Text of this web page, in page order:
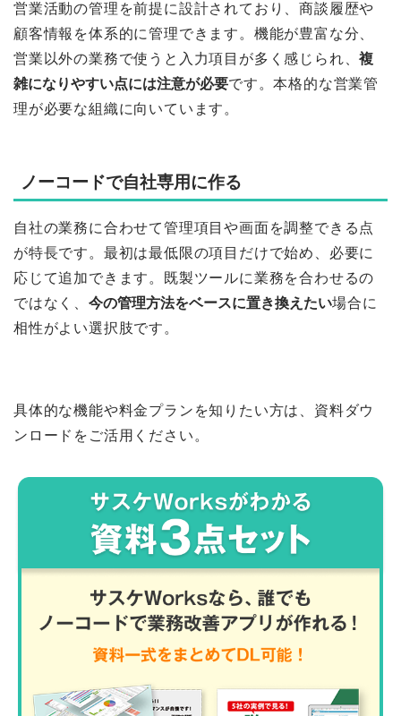
営業活動の管理を前提に設計されており、商談履歴や
顧客情報を体系的に管理できます。機能が豊富な分、
営業以外の業務で使うと入力項目が多く感じられ、複
雑になりやすい点には注意が必要です。本格的な営業管
理が必要な組織に向いています。
ノーコードで自社専用に作る
自社の業務に合わせて管理項目や画面を調整できる点
が特長です。最初は最低限の項目だけで始め、必要に
応じて追加できます。既製ツールに業務を合わせるの
ではなく、 今の管理方法をベースに置き換えたい場合に
相性がよい選択肢です。
具体的な機能や料金プランを知りたい方は、資料ダウ
ンロードをご活用ください。